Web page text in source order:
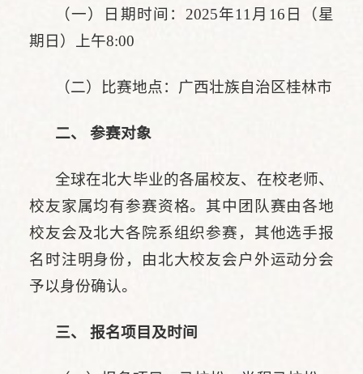
（一）日期时间：2025年11月16日（星
期日）上午8:00
（二）比赛地点：广西壮族自治区桂林市
二、 参赛对象
全球在北大毕业的各届校友、在校老师、
校友家属均有参赛资格。其中团队赛由各地
校友会及北大各院系组织参赛，其他选手报
名时注明身份，由北大校友会户外运动分会
予以身份确认。
三、 报名项目及时间